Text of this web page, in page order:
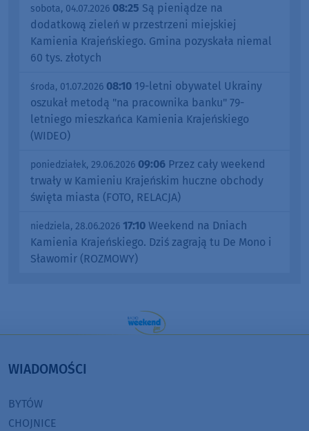
sobota, 04.07.2026 08:25 Są pieniądze na
dodatkową zieleń w przestrzeni miejskiej
Kamienia Krajeńskiego. Gmina pozyskała niemal
60 tys. złotych
środa, 01.07.2026 08:10 19-letni obywatel Ukrainy
oszukał metodą "na pracownika banku" 79-
letniego mieszkańca Kamienia Krajeńskiego
(WIDEO)
poniedziałek, 29.06.2026 09:06 Przez cały weekend
trwały w Kamieniu Krajeńskim huczne obchody
święta miasta (FOTO, RELACJA)
niedziela, 28.06.2026 17:10 Weekend na Dniach
Kamienia Krajeńskiego. Dziś zagrają tu De Mono i
Sławomir (ROZMOWY)
WIADOMOŚCI
BYTÓW
CHOJNICE